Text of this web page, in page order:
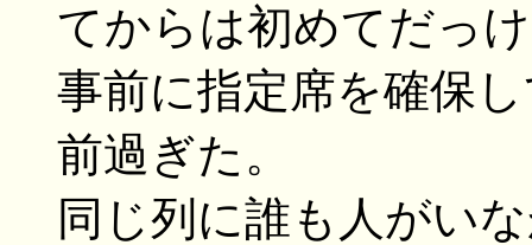
てからは初めてだっ
事前に指定席を確保
前過ぎた。
同じ列に誰も人がい